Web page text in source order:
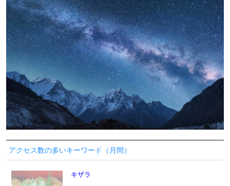
アクセス数の多いキーワード（月間）
キザラ